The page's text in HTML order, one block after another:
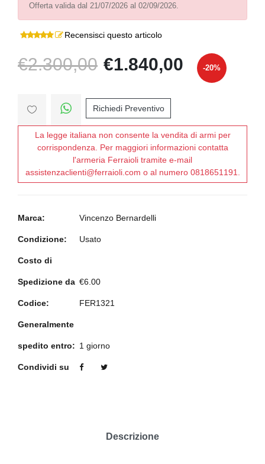
Offerta valida dal 21/07/2026 al 02/09/2026.
Recensisci questo articolo
€2.300,00 €1.840,00 -20%
Richiedi Preventivo
La legge italiana non consente la vendita di armi per
corrispondenza. Per maggiori informazioni contatta
l'armeria Ferraioli tramite e-mail
assistenzaclienti@ferraioli.com o al numero 0818651191.
Marca: Vincenzo Bernardelli
Condizione: Usato
Costo di
Spedizione da €6.00
Codice: FER1321
Generalmente
spedito entro: 1 giorno
Condividi su
Descrizione